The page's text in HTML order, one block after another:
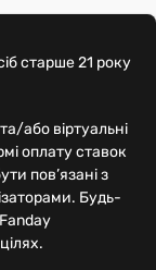
старше 21 року
або віртуальні
оплату ставок
пов’язані з
Будь-